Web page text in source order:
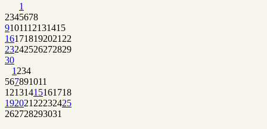
1
2345678
9101112131415
161718192021 22
23242526272829
30
1 234
567891011
12131415161718
192021 22232425
262728293031